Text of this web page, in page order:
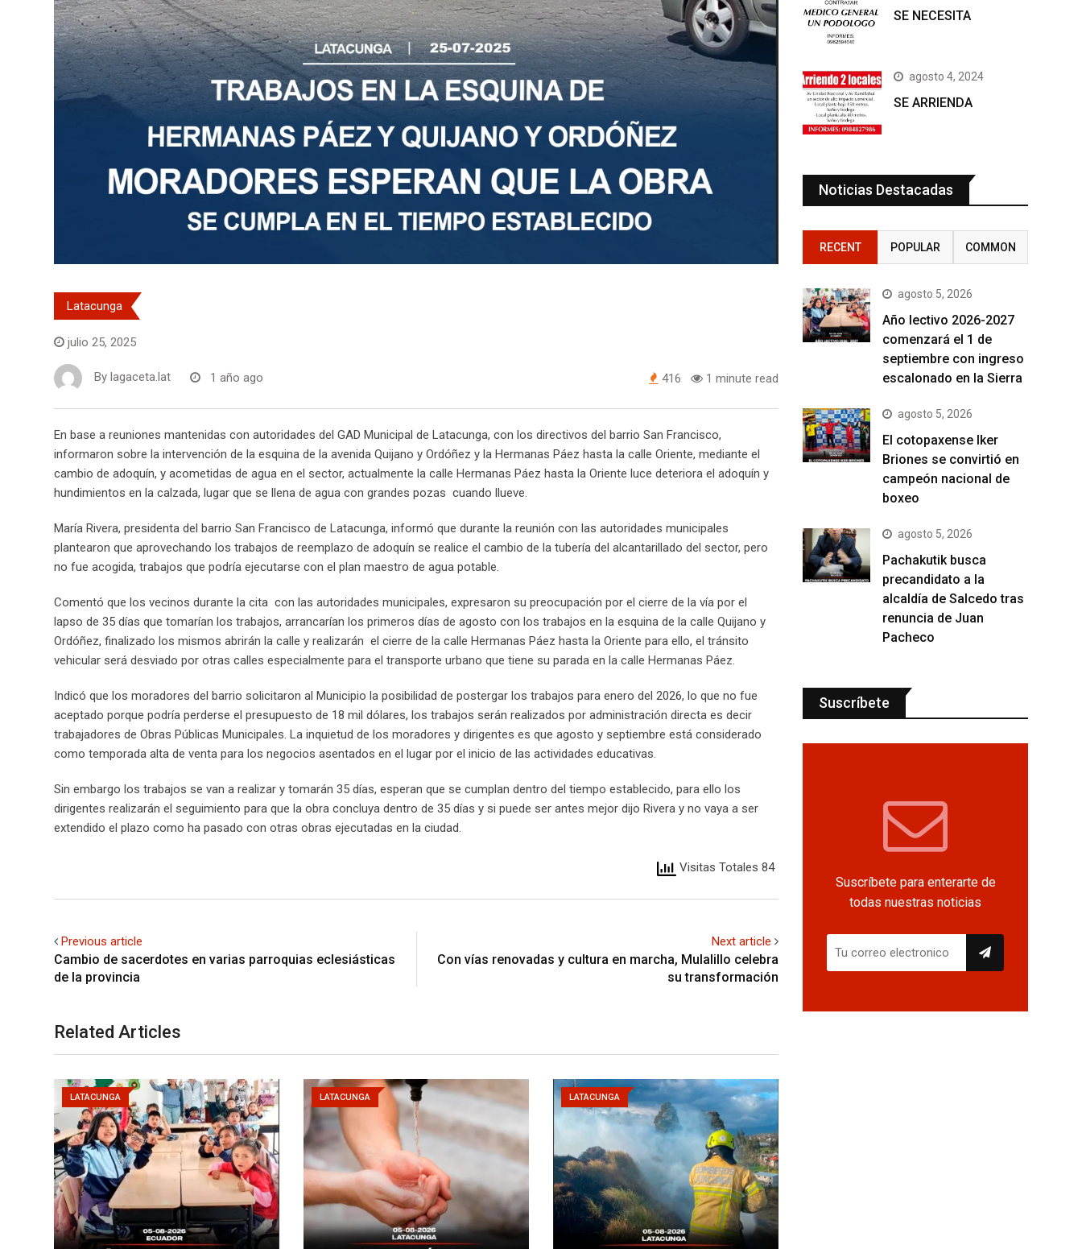
Latacunga
julio 25, 2025
By lagaceta.lat 1 año ago 416 1 minute read
En base a reuniones mantenidas con autoridades del GAD Municipal de Latacunga, con los directivos del barrio San Francisco,
informaron sobre la intervención de la esquina de la avenida Quijano y Ordóñez y la Hermanas Páez hasta la calle Oriente, mediante el
cambio de adoquín, y acometidas de agua en el sector, actualmente la calle Hermanas Páez hasta la Oriente luce deteriora el adoquín y
hundimientos en la calzada, lugar que se llena de agua con grandes pozas cuando llueve.
María Rivera, presidenta del barrio San Francisco de Latacunga, informó que durante la reunión con las autoridades municipales
plantearon que aprovechando los trabajos de reemplazo de adoquín se realice el cambio de la tubería del alcantarillado del sector, pero
no fue acogida, trabajos que podría ejecutarse con el plan maestro de agua potable.
Comentó que los vecinos durante la cita con las autoridades municipales, expresaron su preocupación por el cierre de la vía por el
lapso de 35 días que tomarían los trabajos, arrancarían los primeros días de agosto con los trabajos en la esquina de la calle Quijano y
Ordóñez, finalizado los mismos abrirán la calle y realizarán el cierre de la calle Hermanas Páez hasta la Oriente para ello, el tránsito
vehicular será desviado por otras calles especialmente para el transporte urbano que tiene su parada en la calle Hermanas Páez.
Indicó que los moradores del barrio solicitaron al Municipio la posibilidad de postergar los trabajos para enero del 2026, lo que no fue
aceptado porque podría perderse el presupuesto de 18 mil dólares, los trabajos serán realizados por administración directa es decir
trabajadores de Obras Públicas Municipales. La inquietud de los moradores y dirigentes es que agosto y septiembre está considerado
como temporada alta de venta para los negocios asentados en el lugar por el inicio de las actividades educativas.
Sin embargo los trabajos se van a realizar y tomarán 35 días, esperan que se cumplan dentro del tiempo establecido, para ello los
dirigentes realizarán el seguimiento para que la obra concluya dentro de 35 días y si puede ser antes mejor dijo Rivera y no vaya a ser
extendido el plazo como ha pasado con otras obras ejecutadas en la ciudad.
Visitas Totales 84
Previous article
Cambio de sacerdotes en varias parroquias eclesiásticas
de la provincia
Next article
Con vías renovadas y cultura en marcha, Mulalillo celebra
su transformación
Related Articles
LATACUNGA LATACUNGA LATACUNGA
SE NECESITA
agosto 4, 2024
SE ARRIENDA
Noticias Destacadas
RECENT POPULAR COMMON
agosto 5, 2026
Año lectivo 2026-2027
comenzará el 1 de
septiembre con ingreso
escalonado en la Sierra
agosto 5, 2026
El cotopaxense Iker
Briones se convirtió en
campeón nacional de
boxeo
agosto 5, 2026
Pachakutik busca
precandidato a la
alcaldía de Salcedo tras
renuncia de Juan
Pacheco
Suscríbete
Suscríbete para enterarte de
todas nuestras noticias